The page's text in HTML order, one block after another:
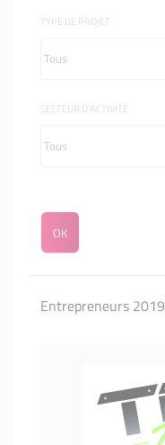
TYPE DE PROJET
SECTEUR D'ACTIVITÉ
Entrepreneurs 2019